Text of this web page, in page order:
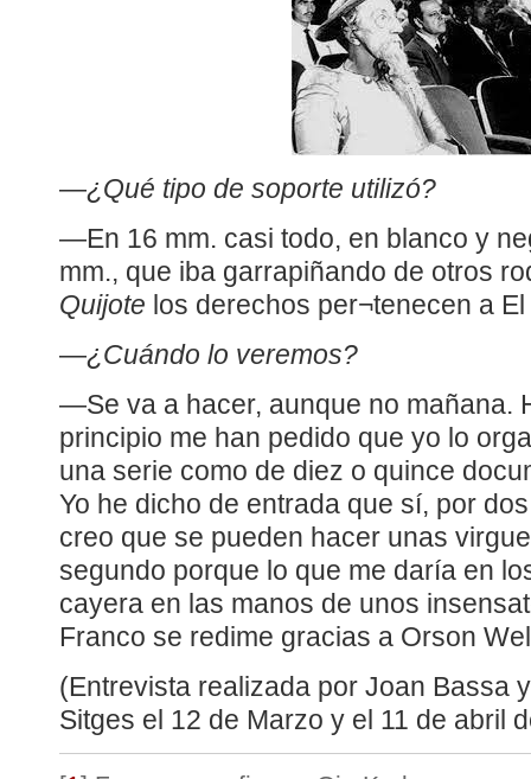
—¿Qué tipo de soporte utilizó?
—En 16 mm. casi todo, en blanco y
mm., que iba garrapiñando de otros
Quijote los derechos per¬tenecen a
—¿Cuándo lo veremos?
—Se va a hacer, aunque no mañana.
principio me han pedido que yo lo
una serie como de diez o quince
Yo he dicho de entrada que sí, por
creo que se pueden hacer unas
segundo porque lo que me daría en
cayera en las manos de unos
Franco se redime gracias a Orson
(Entrevista realizada por Joan Bassa
Sitges el 12 de Marzo y el 11 de abril